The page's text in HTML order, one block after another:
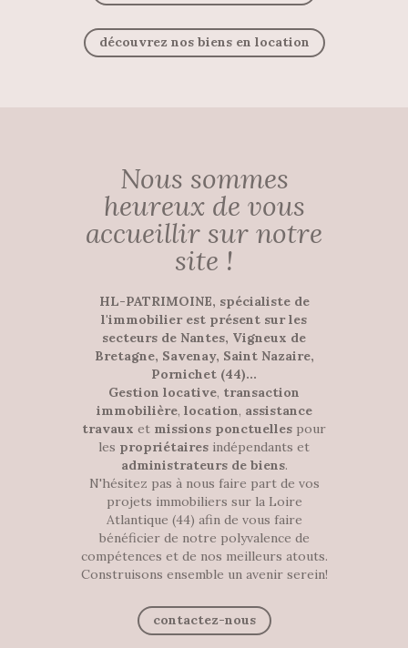
découvrez nos biens en location
Nous sommes
heureux de vous
accueillir sur notre
site !
HL-PATRIMOINE, spécialiste de
l'immobilier est présent sur les
secteurs de Nantes, Vigneux de
Bretagne, Savenay, Saint Nazaire,
Pornichet (44)...
Gestion locative, transaction
immobilière, location, assistance
travaux et missions ponctuelles pour
les propriétaires indépendants et
administrateurs de biens.
N'hésitez pas à nous faire part de vos
projets immobiliers sur la Loire
Atlantique (44) afin de vous faire
bénéficier de notre polyvalence de
compétences et de nos meilleurs atouts.
Construisons ensemble un avenir serein!
contactez-nous